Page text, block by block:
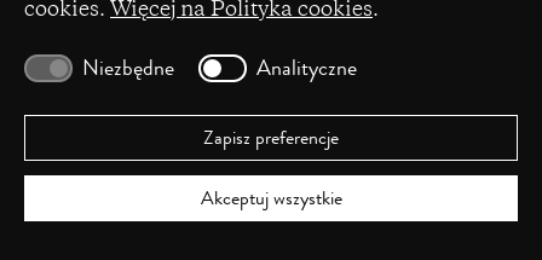
cookies. Więcej na Polityka cookies.
Niezbędne Analityczne
Zapisz preferencje
Akceptuj wszystkie
https://sjp.pwn.pl/sjp/kairos;2562509.html
POPRZEDNI ARTYKUŁ
Może jednak da się głośniej?